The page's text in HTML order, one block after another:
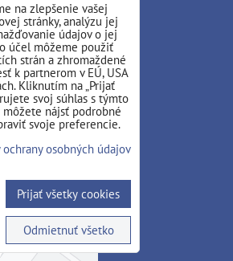
Bystrica
na zlepšenie vašej
stránky, analýzu jej
údajov o jej
účel môžeme použiť
strán a zhromaždené
k partnerom v EÚ, USA
Kliknutím na „Prijať
svoj súhlas s týmto
môžete nájsť podrobné
svoje preferencie.
ochrany osobných údajov
Prijať všetky cookies
Odmietnuť všetko